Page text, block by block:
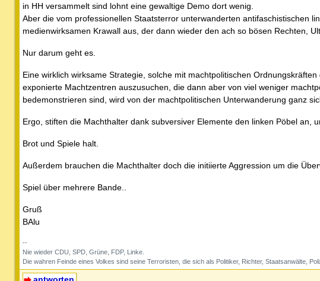
in HH versammelt sind lohnt eine gewaltige Demo dort wenig.
Aber die vom professionellen Staatsterror unterwanderten antifaschistischen
medienwirksamen Krawall aus, der dann wieder den ach so bösen Rechten,
Nur darum geht es.
Eine wirklich wirksame Strategie, solche mit machtpolitischen
exponierte Machtzentren auszusuchen, die dann aber von viel weniger
bedemonstrieren sind, wird von der machtpolitischen Unterwanderung ganz
Ergo, stiften die Machthalter dank subversiver Elemente den linken Pöbel an,
Brot und Spiele halt.
Außerdem brauchen die Machthalter doch die initiierte Aggression um die
Spiel über mehrere Bande..
Gruß
BAlu
--
Nie wieder CDU, SPD, Grüne, FDP, Linke.
Die wahren Feinde eines Volkes sind seine Terroristen, die sich als Politiker, Richter, Staatsanwälte,
antworten